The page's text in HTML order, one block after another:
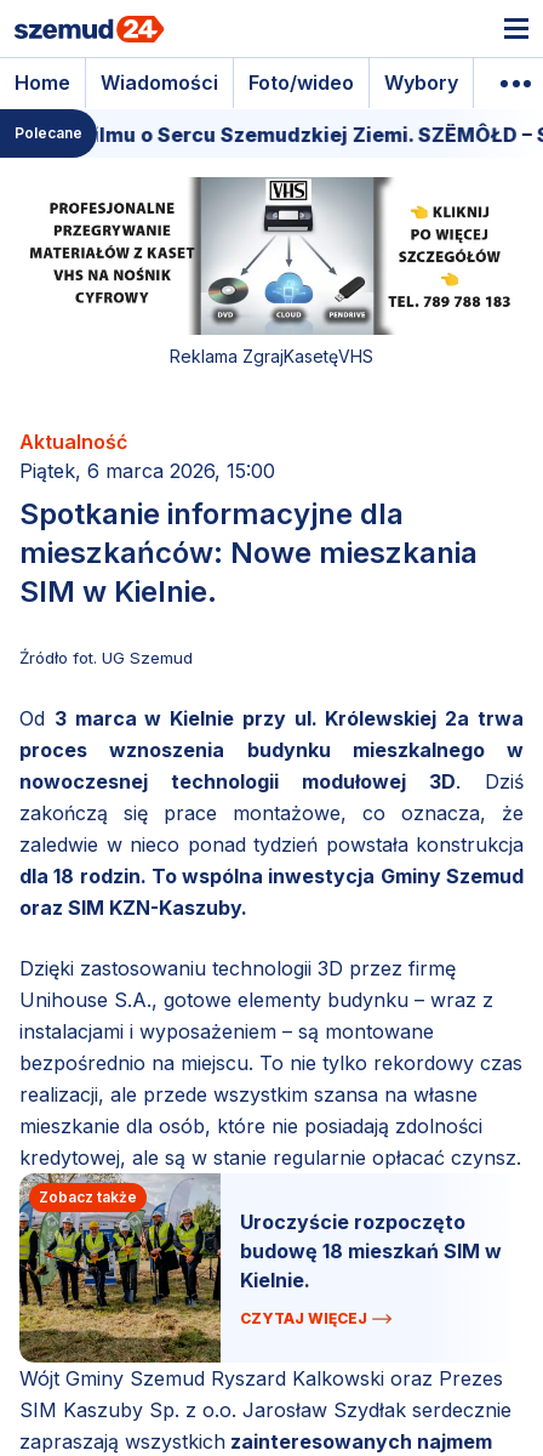
Home Wiadomości Foto/wideo Wybory
Polecane
filmu o Sercu Szemudzkiej Ziemi. SZËMÔŁD –
Reklama ZgrajKasetęVHS
Aktualność
Piątek, 6 marca 2026, 15:00
Spotkanie informacyjne dla
mieszkańców: Nowe mieszkania
SIM w Kielnie.
Źródło fot. UG Szemud
Od 3 marca w Kielnie przy ul. Królewskiej 2a trwa
proces wznoszenia budynku mieszkalnego w
nowoczesnej technologii modułowej 3D. Dziś
zakończą się prace montażowe, co oznacza, że
zaledwie w nieco ponad tydzień powstała konstrukcja
dla 18 rodzin. To wspólna inwestycja Gminy Szemud
oraz SIM KZN-Kaszuby.
Dzięki zastosowaniu technologii 3D przez firmę
Unihouse S.A., gotowe elementy budynku – wraz z
instalacjami i wyposażeniem – są montowane
bezpośrednio na miejscu. To nie tylko rekordowy czas
realizacji, ale przede wszystkim szansa na własne
mieszkanie dla osób, które nie posiadają zdolności
kredytowej, ale są w stanie regularnie opłacać czynsz.
Zobacz także
Uroczyście rozpoczęto
budowę 18 mieszkań SIM w
Kielnie.
CZYTAJ WIĘCEJ
Wójt Gminy Szemud Ryszard Kalkowski oraz Prezes
SIM Kaszuby Sp. z o.o. Jarosław Szydłak serdecznie
zapraszają wszystkich zainteresowanych najmem